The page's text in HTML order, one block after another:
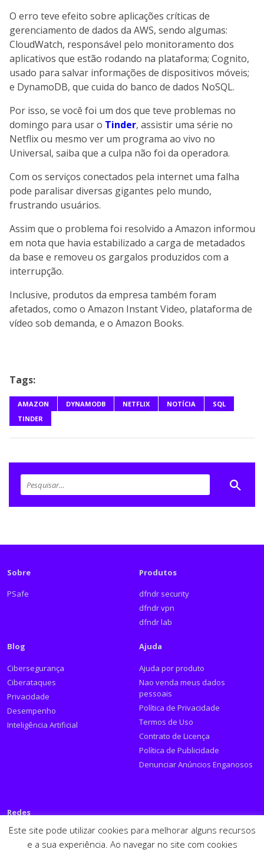
O erro teve efeito sobre aplicações críticas de
gerenciamento de dados da AWS, sendo algumas:
CloudWatch, responsável pelo monitoramento dos
aplicativos que estão rodando na plataforma; Cognito,
usado para salvar informações de dispositivos móveis;
e DynamoDB, que cuida do banco de dados NoSQL.
Por isso, se você foi um dos que teve problemas no
domingo para usar o Tinder, assistir uma série no
Netflix ou mesmo ver um programa ao vivo no
Universal, saiba que a culpa não foi da operadora.
Com os serviços conectados pela internet uma falha
pode paralisar diversas gigantes pelo mundo,
frustrando usuários.
Assim que o problema foi resolvido a Amazon informou
em nota que havia estabilizado a carga de metadados
da base e removeu os gargalos produzidos com a
interrupção.
Inclusive, produtos da empresa também foram
afetados, como o Amazon Instant Video, plataforma de
vídeo sob demanda, e o Amazon Books.
Tags:
AMAZON DYNAMODB NETFLIX NOTÍCIA
SQL
TINDER
Sobre
PSafe
Produtos
dfndr security
dfndr vpn
dfndr lab
Blog
Cibersegurança
Ciberataques
Privacidade
Desempenho
Inteligência Artificial
Ajuda
Ajuda por produto
Nao venda meus dados
pessoais
Política de Privacidade
Termos de Uso
Contrato de Licença
Política de Publicidade
Denunciar Anúncios Enganosos
Redes
Siga a PSafe:
Este site pode utilizar cookies para melhorar alguns recursos
e a sua experiência. Ao navegar no site com cookies